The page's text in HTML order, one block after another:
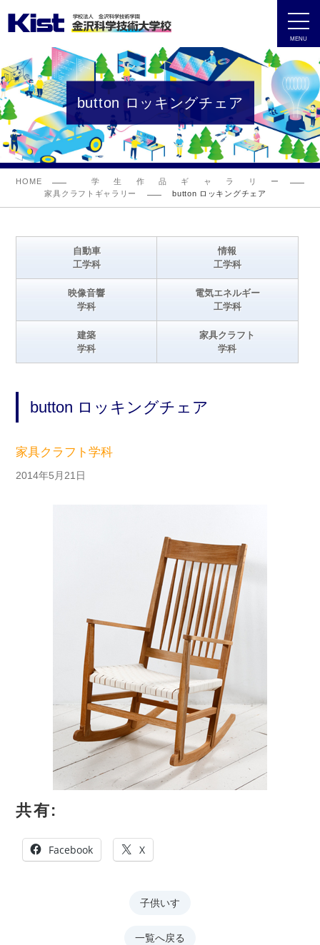
MENU
button ロッキングチェア
HOME
学生作品ギャラリー
家具クラフトギャラリー
button ロッキングチェア
自動車
工学科
情報
工学科
映像音響
学科
電気エネルギー
工学科
建築
学科
家具クラフト
学科
button ロッキングチェア
家具クラフト学科
2014年5月21日
共有:
Facebook X
子供いす
一覧へ戻る